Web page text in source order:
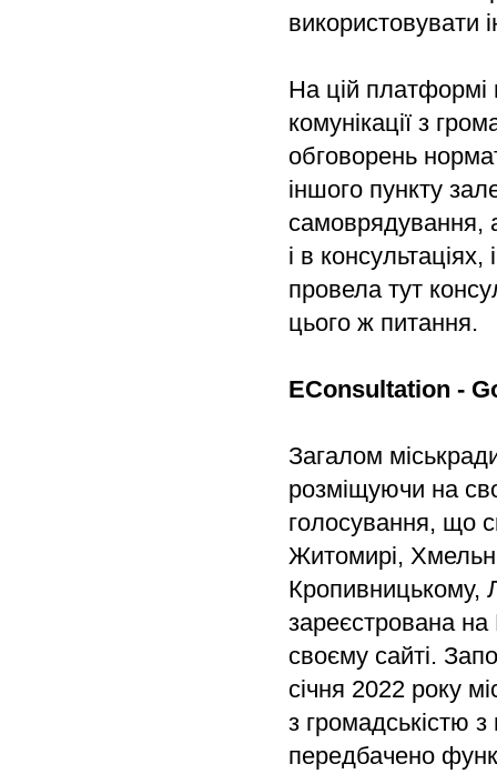
використовувати
На цій платформі
комунікації з
обговорень
іншого пункту
самоврядування,
і в
провела тут
цього ж питання.
EConsultation -
Загалом
розміщуючи на
голосування, що
Житомирі,
Кропивницькому,
зареєстрована
своєму сайті.
січня 2022 року
з громадськістю
передбачено